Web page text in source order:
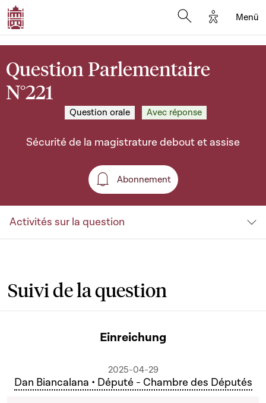
Options
Menü
Question Parlementaire
N°221
Question orale Avec réponse
Sécurité de la magistrature debout et assise
Abonnement
Abonnement
Activités sur la question
Suivi de la question
Einreichung
2025-04-29
Dan Biancalana • Député - Chambre des Députés